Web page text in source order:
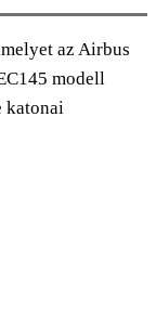
az Airbus
modell
katonai